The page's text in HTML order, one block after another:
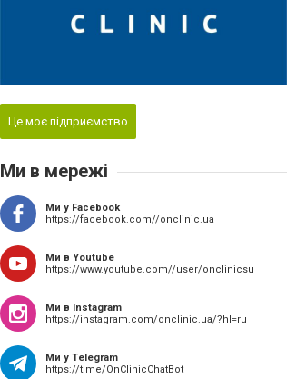
Це моє підприємство
Ми в мережі
Ми у Facebook
https://facebook.com//onclinic.ua
Ми в Youtube
https://www.youtube.com//user/onclinicsu
Ми в Instagram
https://instagram.com/onclinic.ua/?hl=ru
Ми у Telegram
https://t.me/OnClinicChatBot